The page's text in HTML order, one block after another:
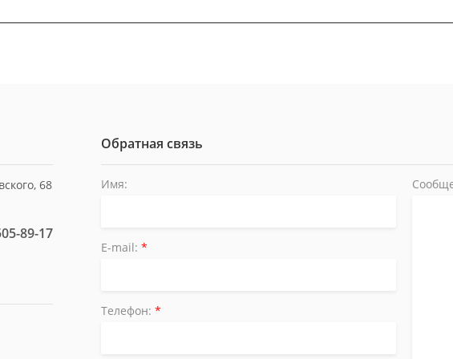
68
89-17
Обратная связь
Имя:
E-mail: *
Телефон: *